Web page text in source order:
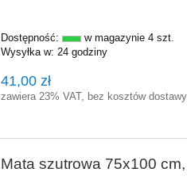
Dostępność:
w magazynie 4 szt.
Wysyłka w: 24 godziny
41,00 zł
zawiera 23% VAT, bez kosztów dostawy
Mata szutrowa 75x100